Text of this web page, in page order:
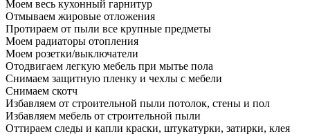
Моем весь кухонный гарнитур
Отмываем жировые отложения
Протираем от пыли все крупные предметы
Моем радиаторы отопления
Моем розетки/выключатели
Отодвигаем легкую мебель при мытье пола
Снимаем защитную пленку и чехлы с мебели
Снимаем скотч
Избавляем от строительной пыли потолок, стены и пол
Избавляем мебель от строительной пыли
Оттираем следы и капли краски, штукатурки, затирки, клея